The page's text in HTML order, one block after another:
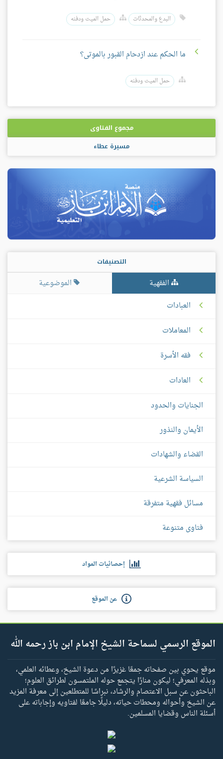
البدع والمحدثات حمل الميت ودفنه
ما الحكم عند ازدحام القبور بالموتى؟
حمل الميت ودفنه
مجموع الفتاوى
مسيرة عطاء
التصنيفات
الفقهية
الموضوعية
العبادات
المعاملات
فقه الأسرة
العادات
الجنايات والحدود
الأيمان والنذور
القضاء والشهادات
السياسة الشرعية
مسائل فقهية متفرقة
فتاوى متنوعة
إحصائيات المواد
عن الموقع
الموقع الرسمي لسماحة الشيخ الإمام ابن باز رحمه الله
موقع يحوي بين صفحاته جمعًا غزيرًا من دعوة الشيخ، وعطائه العلمي،
وبذله المعرفي؛ ليكون منارًا يتجمع حوله الملتمسون لطرائق العلوم؛
الباحثون عن سبل الاعتصام والرشاد، نبراسًا للمتطلعين إلى معرفة المزيد
عن الشيخ وأحواله ومحطات حياته، دليلًا جامعًا لفتاويه وإجاباته على
أسئلة الناس وقضايا المسلمين.